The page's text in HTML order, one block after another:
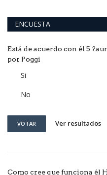
ENCUESTA
Está de acuerdo con él 5
por Poggi
Si
No
VOTAR Ver resultados
Como cree que funciona él